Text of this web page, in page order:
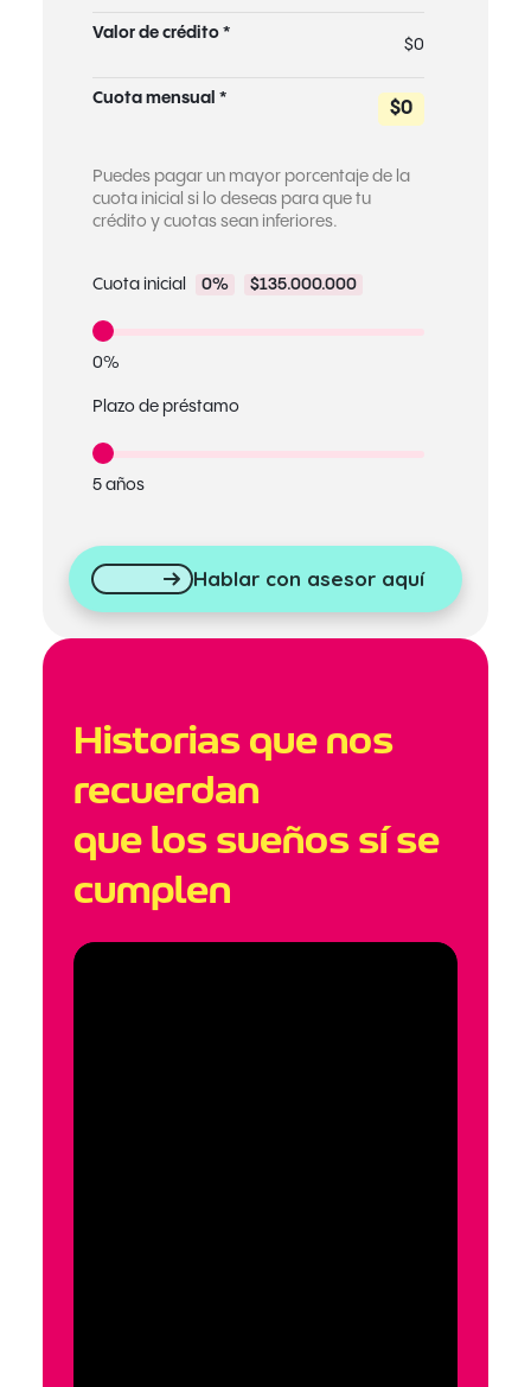
Valor de crédito *
$0
Cuota mensual *
$0
Puedes pagar un mayor porcentaje de la
cuota inicial si lo deseas para que tu
crédito y cuotas sean inferiores.
Cuota inicial 0% $135.000.000
0%
Plazo de préstamo
5 años
Hablar con asesor aquí
Historias que nos
recuerdan
que los sueños sí se
cumplen